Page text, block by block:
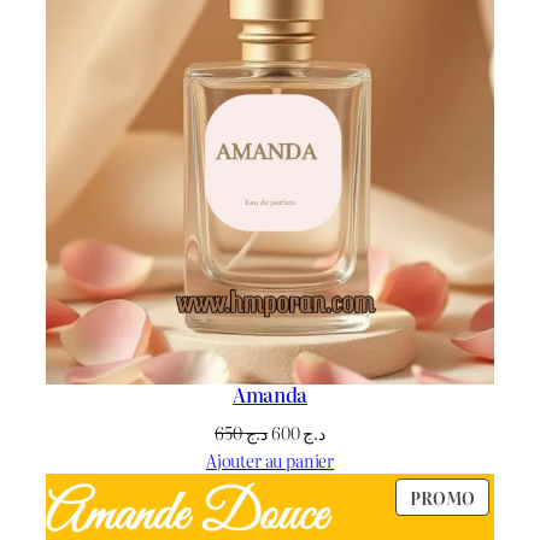
Amanda
د.ج650
Le
prix
était :
د.ج600
Le
prix
est :
Ajouter au panier
PROMO
EN